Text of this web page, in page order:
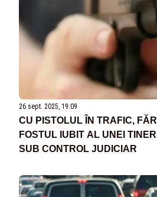
26 sept. 2025, 19:09
CU PISTOLUL ÎN TRAFIC,
FOSTUL IUBIT AL UNEI
SUB CONTROL JUDICIAR